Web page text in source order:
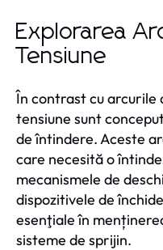
Explorarea
Tensiune
În contrast cu arcurile
tensiune sunt
de întindere. Aceste
care necesită o
mecanismele de
dispozitivele de
esenţiale în
sisteme de sprijin.